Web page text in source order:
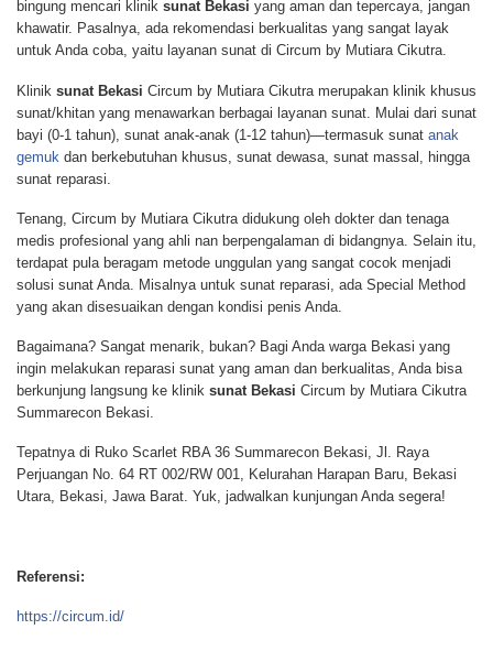
bingung mencari klinik sunat Bekasi yang aman dan tepercaya, jangan
khawatir. Pasalnya, ada rekomendasi berkualitas yang sangat layak
untuk Anda coba, yaitu layanan sunat di Circum by Mutiara Cikutra.
Klinik sunat Bekasi Circum by Mutiara Cikutra merupakan klinik khusus
sunat/khitan yang menawarkan berbagai layanan sunat. Mulai dari sunat
bayi (0-1 tahun), sunat anak-anak (1-12 tahun)—termasuk sunat anak
gemuk dan berkebutuhan khusus, sunat dewasa, sunat massal, hingga
sunat reparasi.
Tenang, Circum by Mutiara Cikutra didukung oleh dokter dan tenaga
medis profesional yang ahli nan berpengalaman di bidangnya. Selain itu,
terdapat pula beragam metode unggulan yang sangat cocok menjadi
solusi sunat Anda. Misalnya untuk sunat reparasi, ada Special Method
yang akan disesuaikan dengan kondisi penis Anda.
Bagaimana? Sangat menarik, bukan? Bagi Anda warga Bekasi yang
ingin melakukan reparasi sunat yang aman dan berkualitas, Anda bisa
berkunjung langsung ke klinik sunat Bekasi Circum by Mutiara Cikutra
Summarecon Bekasi.
Tepatnya di Ruko Scarlet RBA 36 Summarecon Bekasi, Jl. Raya
Perjuangan No. 64 RT 002/RW 001, Kelurahan Harapan Baru, Bekasi
Utara, Bekasi, Jawa Barat. Yuk, jadwalkan kunjungan Anda segera!
Referensi:
https://circum.id/